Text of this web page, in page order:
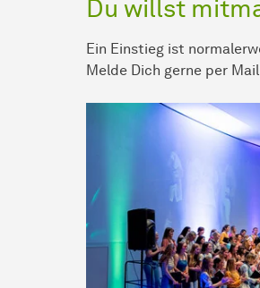
Du willst
Ein Einstieg ist
Melde Dich gerne per